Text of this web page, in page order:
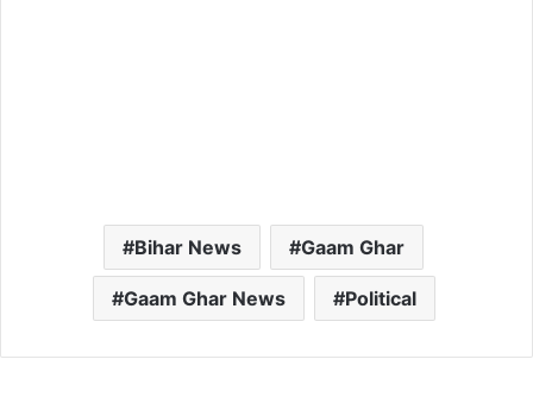
Bihar News Gaam Ghar
Gaam Ghar News Political